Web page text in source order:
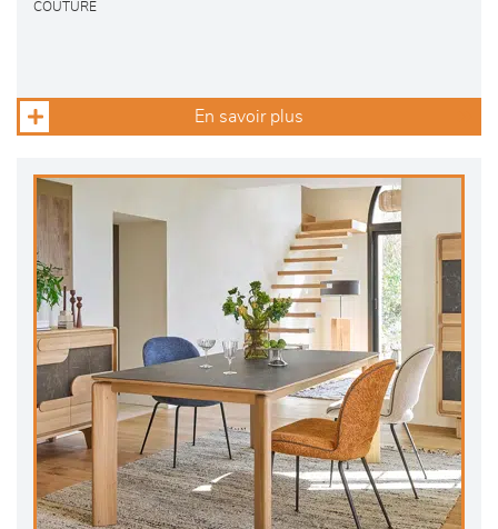
COUTURE
En savoir plus